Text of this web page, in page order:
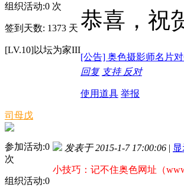
组织活动:0 次
签到天数: 1373 天
[LV.10]以坛为家III
恭喜，祝
[公告] 奥色摄影师名片
回复 支持 反对
使用道具 举报
司母戊
参加活动:0
次
组织活动:0
发表于 2015-1-7 17:00:06 |
小技巧：记不住奥色网址（